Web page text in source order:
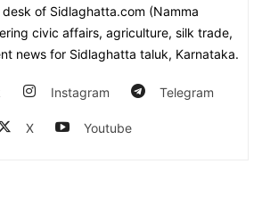
of Sidlaghatta.com (Namma
civic affairs, agriculture, silk trade,
news for Sidlaghatta taluk, Karnataka.
Instagram Telegram
X Youtube